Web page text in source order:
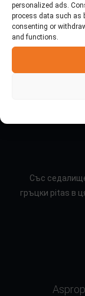
personalized ads.
process data such as
consenting or
and functions.
Със
гръцки pitas в